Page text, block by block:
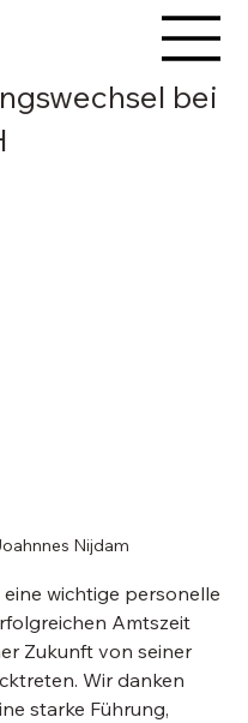
bei
Nijdam
wichtige personelle
Amtszeit
Zukunft von seiner
Wir danken
starke Führung,